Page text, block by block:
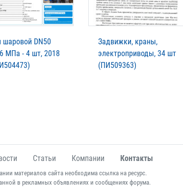
шаровой DN50
МПа - 4 шт, 2018
Задвижки, краны,
электроприводы, 34 шт
(ПИ509363)
Статьи Компании Контакты
материалов сайта необходима ссылка на ресурс.
в рекламных объявлениях и сообщениях форума.